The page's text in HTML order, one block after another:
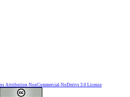
Attribution-NonCommercial-NoDerivs 3.0 License